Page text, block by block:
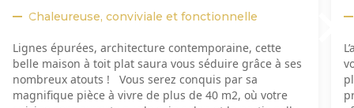
Chaleureuse, conviviale et fonctionnelle
Lignes épurées, architecture contemporaine, cette
belle maison à toit plat saura vous séduire grâce à ses
nombreux atouts ! Vous serez conquis par sa
magnifique pièce à vivre de plus de 40 m2, où votre